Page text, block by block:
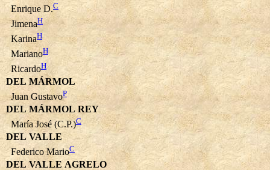
Enrique D.C
JimenaH
KarinaH
MarianoH
RicardoH
DEL MÁRMOL
Juan GustavoP
DEL MÁRMOL REY
María José (C.P.)C
DEL VALLE
Federico MarioC
DEL VALLE AGRELO